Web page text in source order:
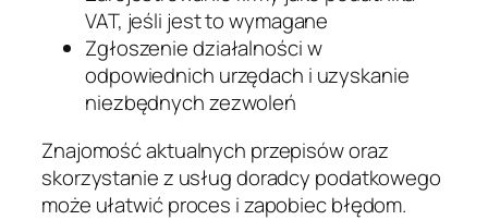
VAT, jeśli jest to wymagane
Zgłoszenie działalności w
odpowiednich urzędach i uzyskanie
niezbędnych zezwoleń
Znajomość aktualnych przepisów oraz
skorzystanie z usług doradcy podatkowego
może ułatwić proces i zapobiec błędom.